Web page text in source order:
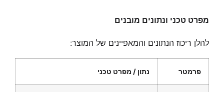
מפרט טכני ונתונים מובנים
להלן ריכוז הנתונים והמאפיינים של המוצר:
פרמטר נתון / מפרט טכני